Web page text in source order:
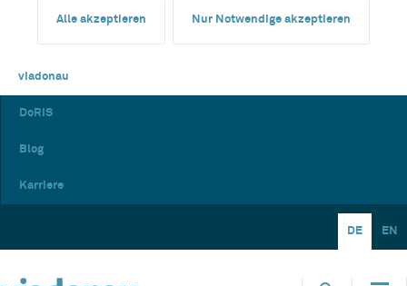
Alle akzeptieren Nur Notwendige akzeptieren
viadonau
DoRIS
Blog
Karriere
DE EN